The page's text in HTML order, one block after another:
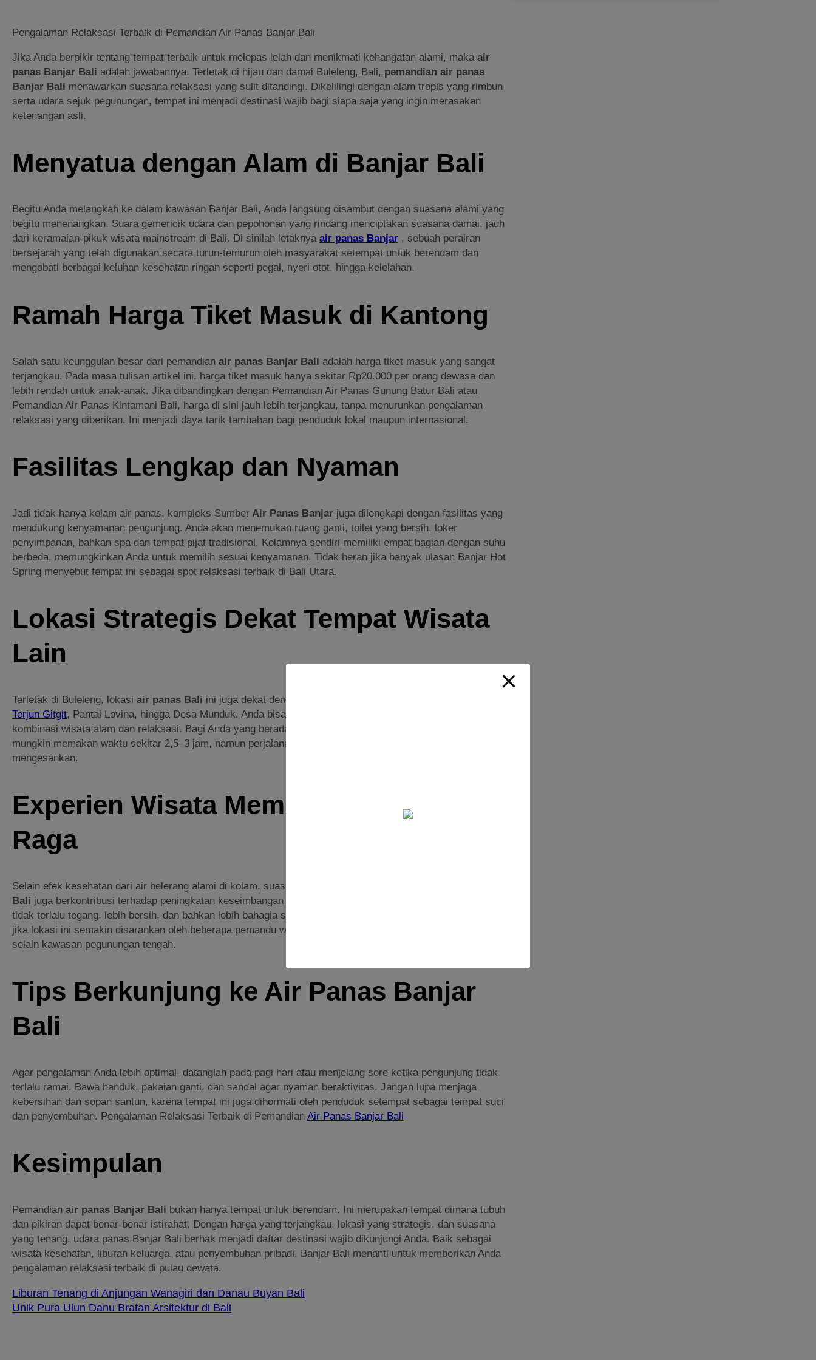
Pengalaman Relaksasi Terbaik di Pemandian Air Panas Banjar Bali
Jika Anda berpikir tentang tempat terbaik untuk melepas lelah dan menikmati kehangatan alami, maka air
panas Banjar Bali adalah jawabannya. Terletak di hijau dan damai Buleleng, Bali, pemandian air panas
Banjar Bali menawarkan suasana relaksasi yang sulit ditandingi. Dikelilingi dengan alam tropis yang rimbun
serta udara sejuk pegunungan, tempat ini menjadi destinasi wajib bagi siapa saja yang ingin merasakan
ketenangan asli.
Menyatua dengan Alam di Banjar Bali
Begitu Anda melangkah ke dalam kawasan Banjar Bali, Anda langsung disambut dengan suasana alami yang
begitu menenangkan. Suara gemericik udara dan pepohonan yang rindang menciptakan suasana damai, jauh
dari keramaian-pikuk wisata mainstream di Bali. Di sinilah letaknya air panas Banjar , sebuah perairan
bersejarah yang telah digunakan secara turun-temurun oleh masyarakat setempat untuk berendam dan
mengobati berbagai keluhan kesehatan ringan seperti pegal, nyeri otot, hingga kelelahan.
Ramah Harga Tiket Masuk di Kantong
Salah satu keunggulan besar dari pemandian air panas Banjar Bali adalah harga tiket masuk yang sangat
terjangkau. Pada masa tulisan artikel ini, harga tiket masuk hanya sekitar Rp20.000 per orang dewasa dan
lebih rendah untuk anak-anak. Jika dibandingkan dengan Pemandian Air Panas Gunung Batur Bali atau
Pemandian Air Panas Kintamani Bali, harga di sini jauh lebih terjangkau, tanpa menurunkan pengalaman
relaksasi yang diberikan. Ini menjadi daya tarik tambahan bagi penduduk lokal maupun internasional.
Fasilitas Lengkap dan Nyaman
Jadi tidak hanya kolam air panas, kompleks Sumber Air Panas Banjar juga dilengkapi dengan fasilitas yang
mendukung kenyamanan pengunjung. Anda akan menemukan ruang ganti, toilet yang bersih, loker
penyimpanan, bahkan spa dan tempat pijat tradisional. Kolamnya sendiri memiliki empat bagian dengan suhu
berbeda, memungkinkan Anda untuk memilih sesuai kenyamanan. Tidak heran jika banyak ulasan Banjar Hot
Spring menyebut tempat ini sebagai spot relaksasi terbaik di Bali Utara.
Lokasi Strategis Dekat Tempat Wisata
Lain
Terletak di Buleleng, lokasi air panas Bali ini juga dekat dengan berbagai destinasi wisata lainnya seperti
Terjun Gitgit, Pantai Lovina, hingga Desa Munduk. Anda bisa merencanakan perjalanan sehari penuh dengan
kombinasi wisata alam dan relaksasi. Bagi Anda yang berada di Ubud atau Denpasar, perjalanan ke sini
mungkin memakan waktu sekitar 2,5–3 jam, namun perjalanan itu akan disertai dengan pengalaman yang
mengesankan.
Experien Wisata Membetobet Jiwa dan
Raga
Selain efek kesehatan dari air belerang alami di kolam, suasana spiritual di sekitar sumber
Bali juga berkontribusi terhadap peningkatan keseimbangan jiwa. Mayoritas pengunjung melaporkan merasa
tidak terlalu tegang, lebih bersih, dan bahkan lebih bahagia setelah berkunjung ke sini. Tidak mengherankan
jika lokasi ini semakin disarankan oleh beberapa pemandu wisata Bali Ubud sebagai alternatif relaksasi lain
selain kawasan pegunungan tengah.
Tips Berkunjung ke Air Panas Banjar
Bali
Agar pengalaman Anda lebih optimal, datanglah pada pagi hari atau menjelang sore ketika pengunjung tidak
terlalu ramai. Bawa handuk, pakaian ganti, dan sandal agar nyaman beraktivitas. Jangan lupa menjaga
kebersihan dan sopan santun, karena tempat ini juga dihormati oleh penduduk setempat sebagai tempat suci
dan penyembuhan. Pengalaman Relaksasi Terbaik di Pemandian Air Panas Banjar Bali
Kesimpulan
Pemandian air panas Banjar Bali bukan hanya tempat untuk berendam. Ini merupakan tempat dimana tubuh
dan pikiran dapat benar-benar istirahat. Dengan harga yang terjangkau, lokasi yang strategis, dan suasana
yang tenang, udara panas Banjar Bali berhak menjadi daftar destinasi wajib dikunjungi Anda. Baik sebagai
wisata kesehatan, liburan keluarga, atau penyembuhan pribadi, Banjar Bali menanti untuk memberikan Anda
pengalaman relaksasi terbaik di pulau dewata.
Liburan Tenang di Anjungan Wanagiri dan Danau Buyan Bali
Unik Pura Ulun Danu Bratan Arsitektur di Bali